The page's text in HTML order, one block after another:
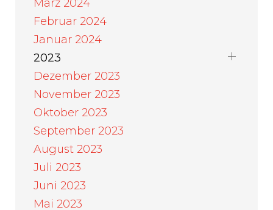
März 2024
Februar 2024
Januar 2024
2023
Dezember 2023
November 2023
Oktober 2023
September 2023
August 2023
Juli 2023
Juni 2023
Mai 2023